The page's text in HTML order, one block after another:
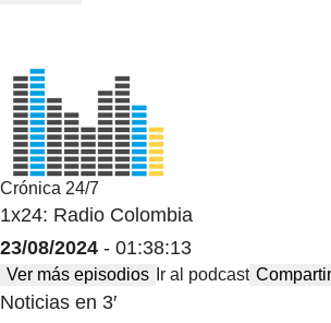
Crónica 24/7
1x24: Radio Colombia
23/08/2024 - 01:38:13
Ver más episodios Ir al podcast Compartir
Noticias en 3′